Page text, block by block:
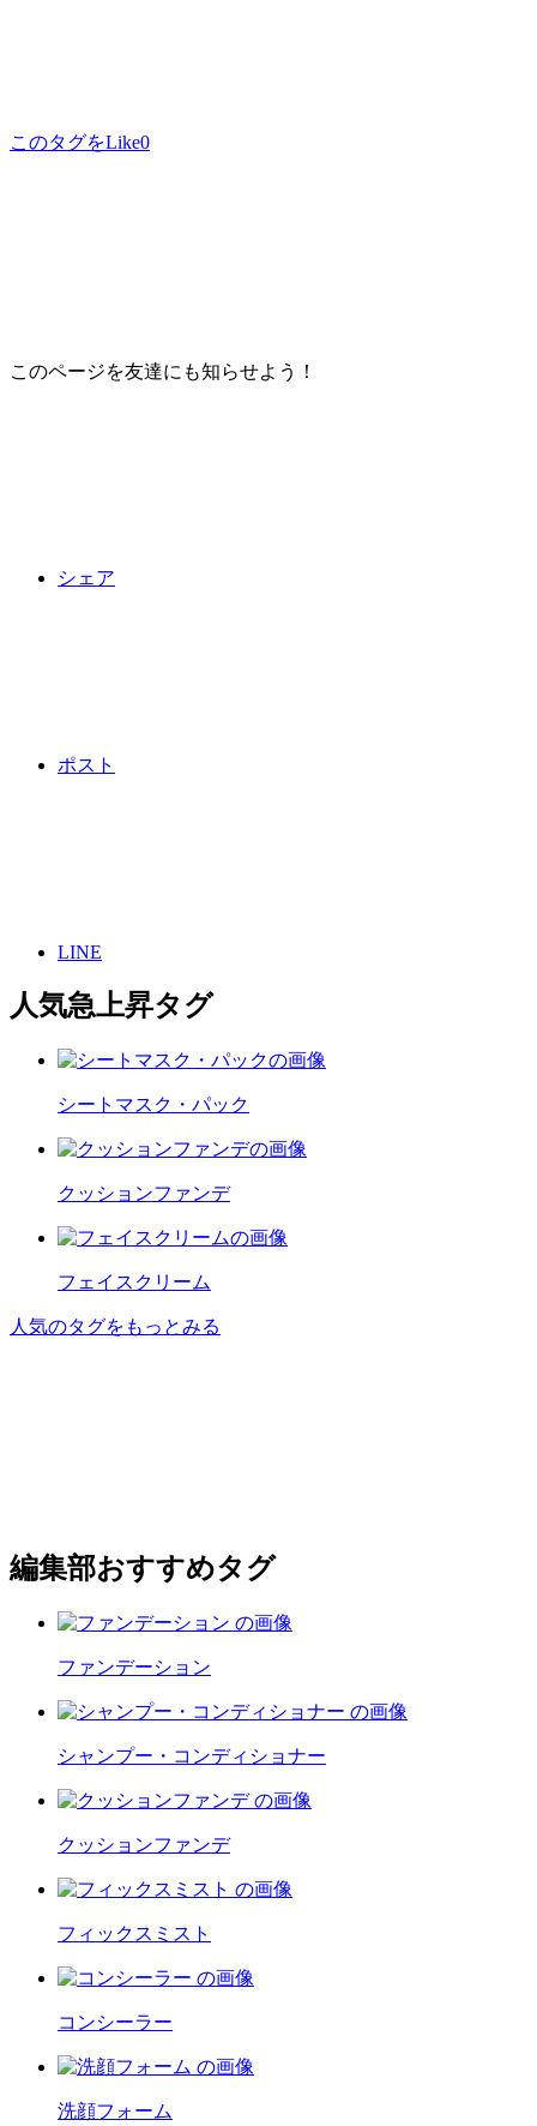
このタグをLike0
このページを友達にも知らせよう！
シェア
ポスト
LINE
人気急上昇タグ
シートマスク・パック
クッションファンデ
フェイスクリーム
人気のタグをもっとみる
編集部おすすめタグ
ファンデーション
シャンプー・コンディショナー
クッションファンデ
フィックスミスト
コンシーラー
洗顔フォーム